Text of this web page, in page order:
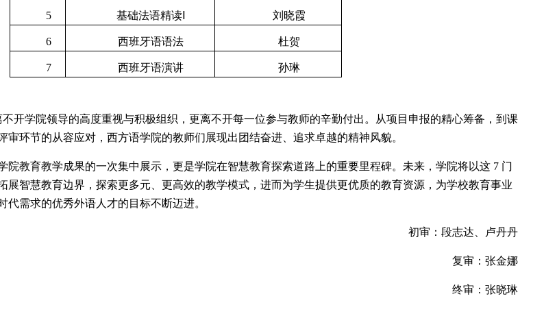
5 基础法语精读Ⅰ 刘晓霞
6 西班牙语语法 杜贺
7 西班牙语演讲 孙琳
开学院领导的高度重视与积极组织，更离不开每一位参与教师的辛勤付出。从项目申报的精心筹备，到课
审环节的从容应对，西方语学院的教师们展现出团结奋进、追求卓越的精神风貌。
院教育教学成果的一次集中展示，更是学院在智慧教育探索道路上的重要里程碑。未来，学院将以这 7 门
展智慧教育边界，探索更多元、更高效的教学模式，进而为学生提供更优质的教育资源，为学校教育事业
需求的优秀外语人才的目标不断迈进。
初审：段志达、卢丹丹
复审：张金娜
终审：张晓琳